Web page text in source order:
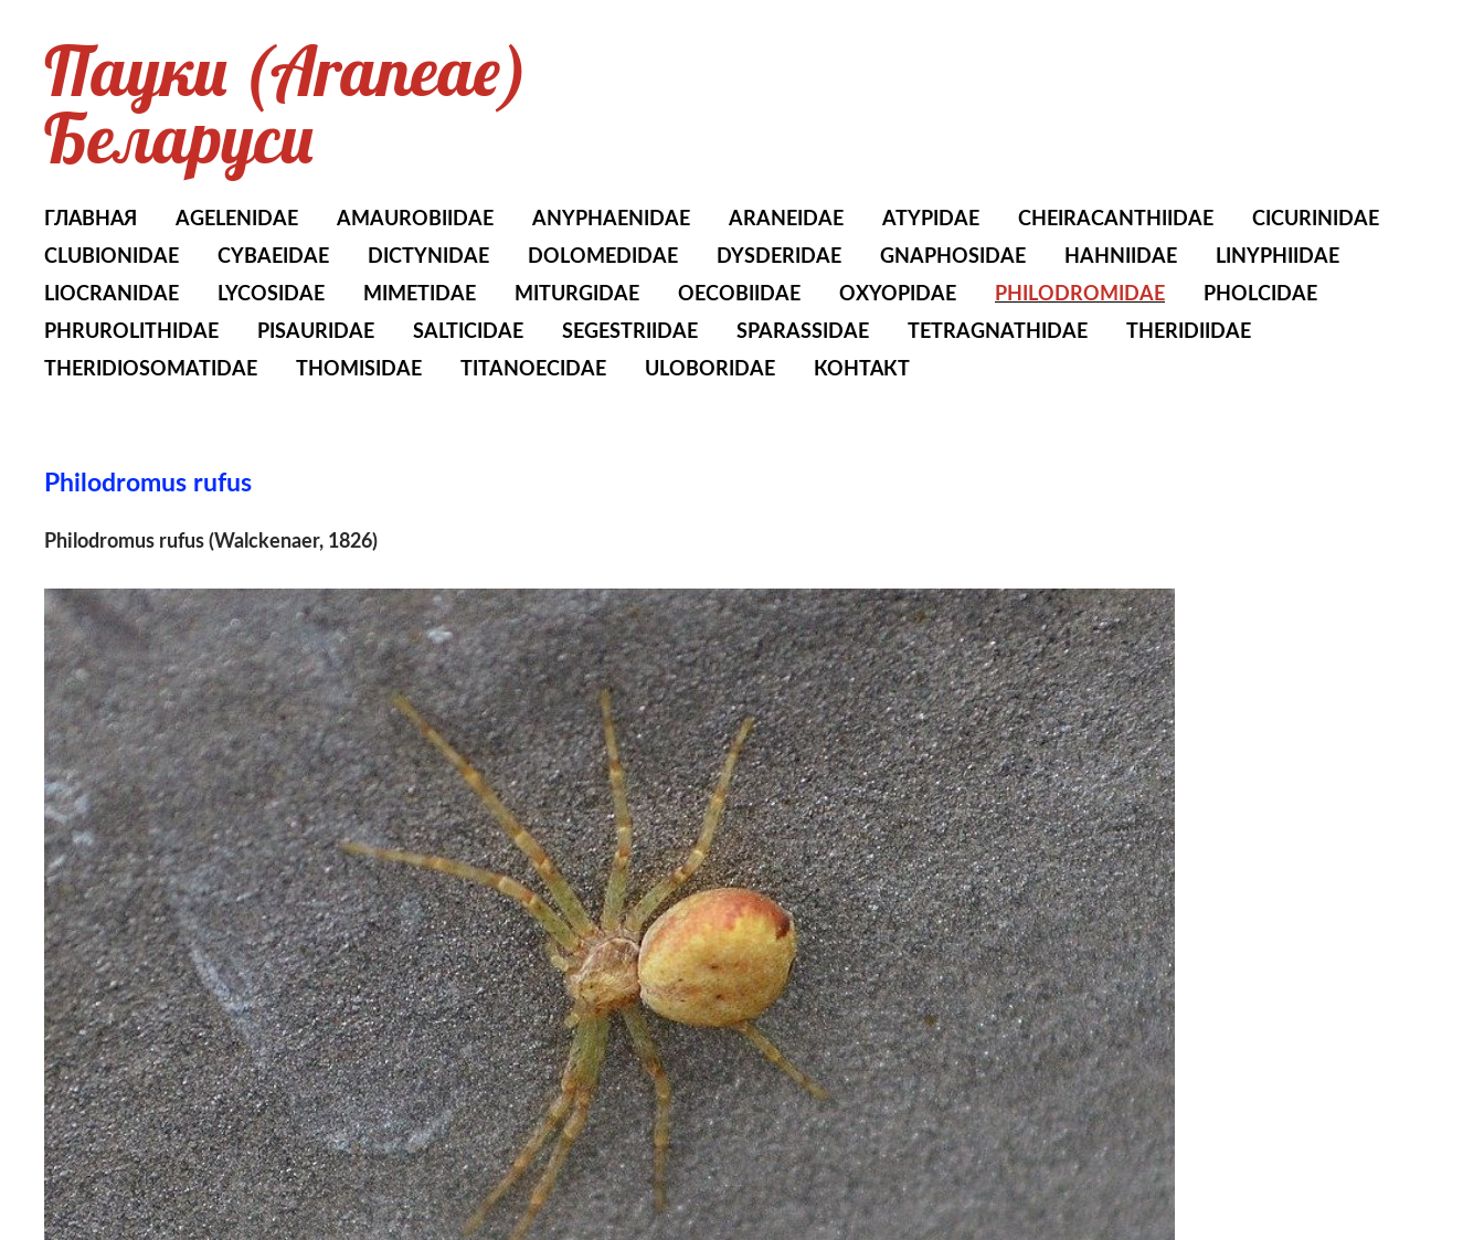
Пауки (Araneae)
Беларуси
ГЛАВНАЯ AGELENIDAE AMAUROBIIDAE ANYPHAENIDAE ARANEIDAE ATYPIDAE CHEIRACANTHIIDAE
CICURINIDAE
CLUBIONIDAE
CYBAEIDAE DICTYNIDAE DOLOMEDIDAE DYSDERIDAE GNAPHOSIDAE HAHNIIDAE
LINYPHIIDAE
LIOCRANIDAE
LYCOSIDAE MIMETIDAE MITURGIDAE OECOBIIDAE OXYOPIDAE PHILODROMIDAE
PHOLCIDAE
PHRUROLITHIDAE
PISAURIDAE SALTICIDAE SEGESTRIIDAE SPARASSIDAE TETRAGNATHIDAE
THERIDIIDAE
THERIDIOSOMATIDAE
THOMISIDAE TITANOECIDAE ULOBORIDAE КОНТАКТ
Philodromus rufus
Philodromus rufus (Walckenaer, 1826)